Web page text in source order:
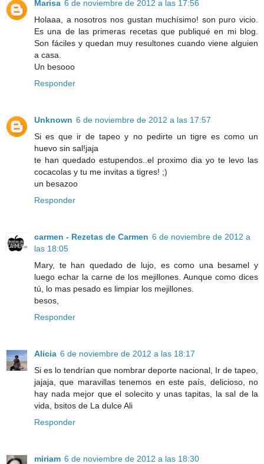
Marisa 6 de noviembre de 2012 a las 17:56
Holaaa, a nosotros nos gustan muchísimo! son puro vicio.
Es una de las primeras recetas que publiqué en mi blog.
Son fáciles y quedan muy resultones cuando viene alguien
a casa.
Un besooo
Responder
Unknown 6 de noviembre de 2012 a las 17:57
Si es que ir de tapeo y no pedirte un tigre es como un
huevo sin sal!jaja
te han quedado estupendos..el proximo dia yo te levo las
cocacolas y tu me invitas a tigres! ;)
un besazoo
Responder
carmen - Rezetas de Carmen 6 de noviembre de 2012 a
las 18:05
Mary, te han quedado de lujo, es como una besamel y
luego echar la carne de los mejillones. Aunque como dices
tú, lo mas pesado es limpiar los mejillones.
besos,
Responder
Alicia 6 de noviembre de 2012 a las 18:17
Si es lo tendrían que nombrar deporte nacional, Ir de tapeo,
jajaja, que maravillas tenemos en este país, delicioso, no
hay nada mejor que el solecito y unas tapitas, la sal de la
vida, bsitos de La dulce Ali
Responder
miriam 6 de noviembre de 2012 a las 18:30